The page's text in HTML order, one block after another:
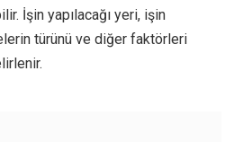
İşin yapılacağı yeri, işin
türünü ve diğer faktörleri